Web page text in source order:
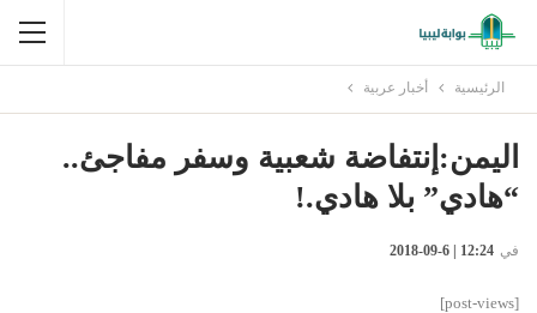
الرئيسية أخبار عربية
اليمن:إنتفاضة شعبية وسفر مفاجئ..
“هادي” بلا هادي.!
في 12:24 | 6-09-2018
[post-views]